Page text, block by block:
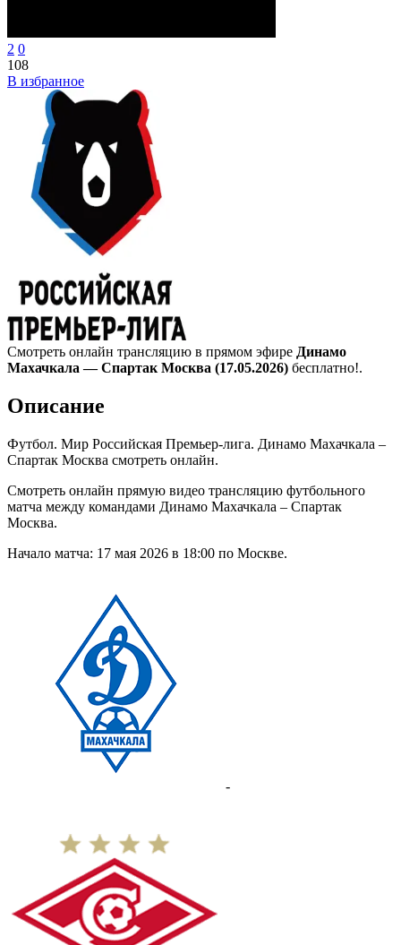
2 0
108
В избранное
Смотреть онлайн трансляцию в прямом эфире Динамо
Махачкала — Спартак Москва (17.05.2026) бесплатно!.
Описание
Футбол. Мир Российская Премьер-лига. Динамо Махачкала –
Спартак Москва смотреть онлайн.
Смотреть онлайн прямую видео трансляцию футбольного
матча между командами Динамо Махачкала – Спартак
Москва.
Начало матча: 17 мая 2026 в 18:00 по Москве.
-